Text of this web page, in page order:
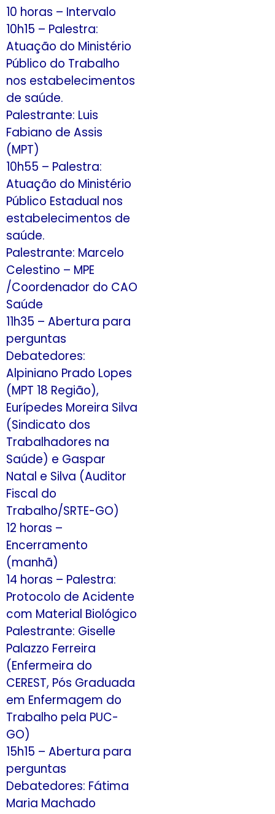
10 horas – Intervalo
10h15 – Palestra:
Atuação do Ministério
Público do Trabalho
nos estabelecimentos
de saúde.
Palestrante: Luis
Fabiano de Assis
(MPT)
10h55 – Palestra:
Atuação do Ministério
Público Estadual nos
estabelecimentos de
saúde.
Palestrante: Marcelo
Celestino – MPE
/Coordenador do CAO
Saúde
11h35 – Abertura para
perguntas
Debatedores:
Alpiniano Prado Lopes
(MPT 18 Região),
Eurípedes Moreira Silva
(Sindicato dos
Trabalhadores na
Saúde) e Gaspar
Natal e Silva (Auditor
Fiscal do
Trabalho/SRTE-GO)
12 horas –
Encerramento
(manhã)
14 horas – Palestra:
Protocolo de Acidente
com Material Biológico
Palestrante: Giselle
Palazzo Ferreira
(Enfermeira do
CEREST, Pós Graduada
em Enfermagem do
Trabalho pela PUC-
GO)
15h15 – Abertura para
perguntas
Debatedores: Fátima
Maria Machado